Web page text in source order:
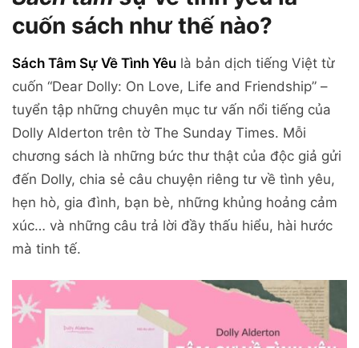
cuốn sách như thế nào?
Sách Tâm Sự Về Tình Yêu là bản dịch tiếng Việt từ
cuốn “Dear Dolly: On Love, Life and Friendship” –
tuyển tập những chuyên mục tư vấn nổi tiếng của
Dolly Alderton trên tờ The Sunday Times. Mỗi
chương sách là những bức thư thật của độc giả gửi
đến Dolly, chia sẻ câu chuyện riêng tư về tình yêu,
hẹn hò, gia đình, bạn bè, những khủng hoảng cảm
xúc… và những câu trả lời đầy thấu hiểu, hài hước
mà tinh tế.